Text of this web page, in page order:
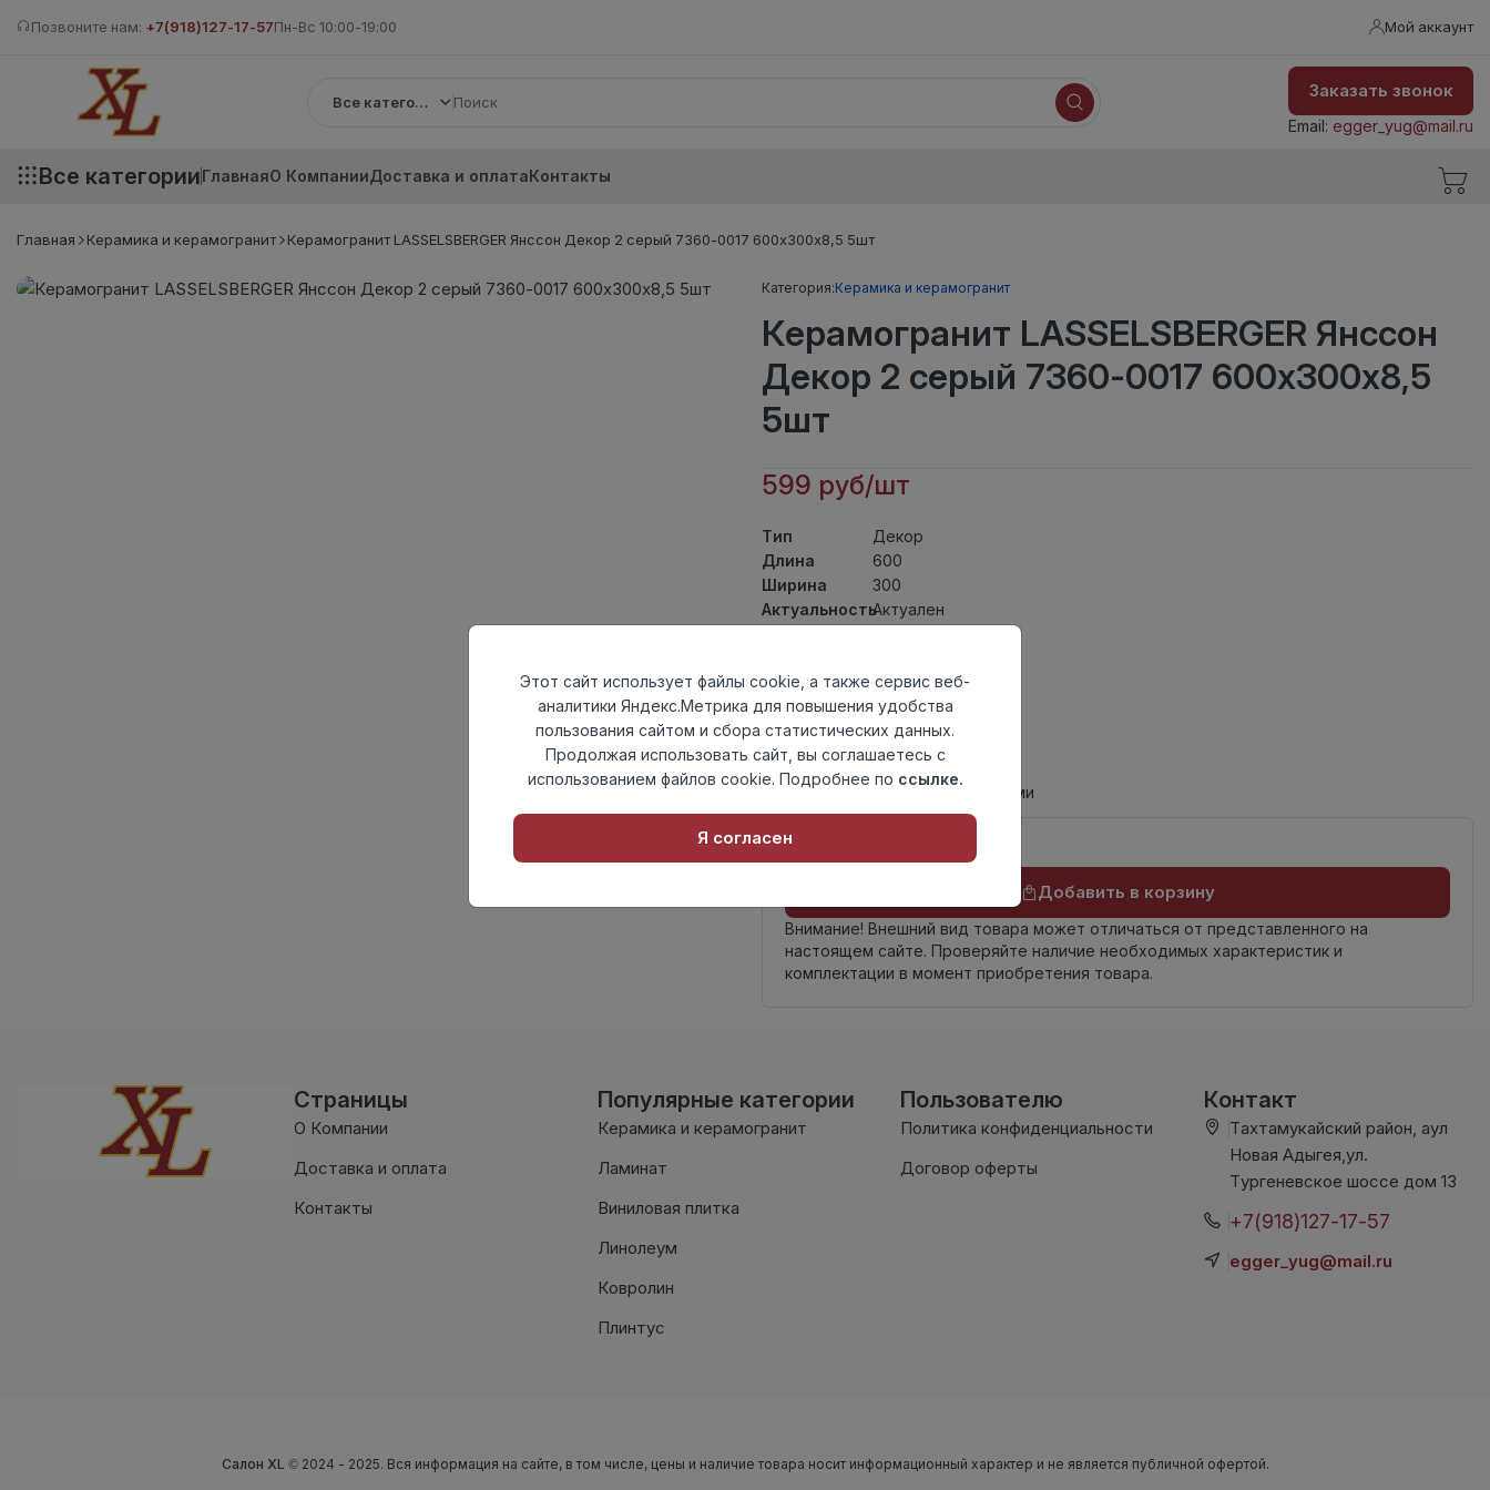
Позвоните нам: +7(918)127-17-57Пн-Вс 10:00-19:00 Мой аккаунт
Все категории
Заказать звонок
Email: egger_yug@mail.ru
Все категорииГлавнаяО КомпанииДоставка и оплатаКонтакты
Главная Керамика и керамогранит Керамогранит LASSELSBERGER Янссон Декор 2 серый 7360-0017 600х300х8,5 5шт
Категория:Керамика и керамогранит
Керамогранит LASSELSBERGER Янссон
Декор 2 серый 7360-0017 600х300х8,5
5шт
599 руб/шт
Тип
Декор
Длина
600
Ширина
300
АктуальностьАктуален
Толщина
8,5
Поверхность матовая
Страна
происхождения
Россия
Номер
Книга с коллекциями
Добавить в корзину
Внимание! Внешний вид товара может отличаться от представленного на
настоящем сайте. Проверяйте наличие необходимых характеристик и
комплектации в момент приобретения товара.
Страницы
О Компании
Доставка и оплата
Контакты
Популярные категории
Керамика и керамогранит
Ламинат
Виниловая плитка
Линолеум
Ковролин
Плинтус
Пользователю
Политика конфиденциальности
Договор оферты
Контакт
Тахтамукайский район, аул
Новая Адыгея,ул.
Тургеневское шоссе дом 13
+7(918)127-17-57
egger_yug@mail.ru
Салон XL © 2024 - 2025. Вся информация на сайте, в том числе, цены и наличие товара носит информационный характер и не является публичной офертой.
Этот сайт использует файлы cookie, а также сервис веб-
аналитики Яндекс.Метрика для повышения удобства
пользования сайтом и сбора статистических данных.
Продолжая использовать сайт, вы соглашаетесь с
использованием файлов cookie. Подробнее по ссылке.
Я согласен